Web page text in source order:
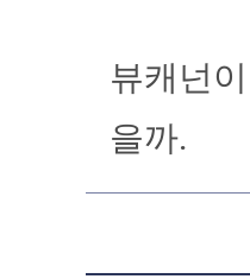
뷰캐넌
을까.